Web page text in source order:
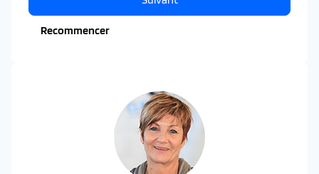
Recommencer